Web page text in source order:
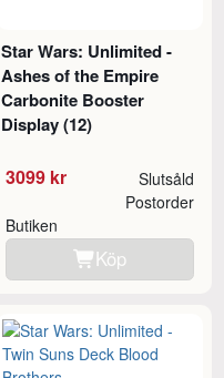
Star Wars: Unlimited -
Ashes of the Empire
Carbonite Booster
Display (12)
3099 kr Slutsåld
Butiken
Postorder
Köp